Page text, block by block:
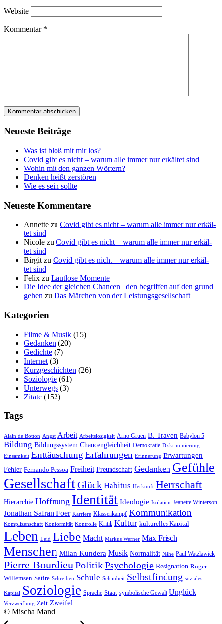
Website
Kommentar *
Neu­es­te Beiträge
Was ist bloß mit mir los?
Covid gibt es nicht – war­um alle immer nur erkäl­tet sind
Wohin mit den gan­zen Wörtern?
Den­ken heißt zerstören
Wie es sein sollte
Neu­es­te Kommentare
Annette zu Covid gibt es nicht – war­um alle immer nur erkäl­
tet sind
Nicole zu Covid gibt es nicht – war­um alle immer nur erkäl­
tet sind
Birgit zu Covid gibt es nicht – war­um alle immer nur erkäl­
tet sind
Felix zu Laut­lo­se Momente
Die Idee der gleichen Chancen | den begriffen auf den grund
gehen zu Das Mär­chen von der Leistungsgesellschaft
Kate­go­rien
Filme & Musik (15)
Gedanken (20)
Gedichte (7)
Internet (3)
Kurzgeschichten (26)
Soziologie (61)
Unterwegs (3)
Zitate (152)
Tags
Alain de Botton Angst Arbeit Arbeitslosigkeit Arno Gruen B. Traven Babylon 5
Bildung Bildungssystem Chancengleichheit Demokratie Diskriminierung
Einsamkeit Enttäuschung Erfahrungen Erinnerung Erwartungen
Fehler Fernando Pessoa Freiheit Freundschaft Gedanken Gefühle
GesellschaftGlück Habitus Herkunft Herrschaft
Hierarchie Hoffnung Identität Ideologie Isolation Jeanette Winterson
Jonathan Safran Foer Karriere Klassenkampf Kommunikation
Komplizenschaft Konformität Kontrolle Kritik Kultur kulturelles Kapital
Leben Leid Liebe Macht Markus Werner Max Frisch
Menschen Milan Kundera Musik Normalität Nähe Paul Watzlawick
Pierre BourdieuPolitikPsychologie Resignation Roger
Willemsen Satire Schreiben Schule Schönheit Selbstfindung soziales
Kapital Soziologie Sprache Staat symbolische Gewalt Unglück
Verzweiflung Zeit Zweifel
© Mischa Mandl